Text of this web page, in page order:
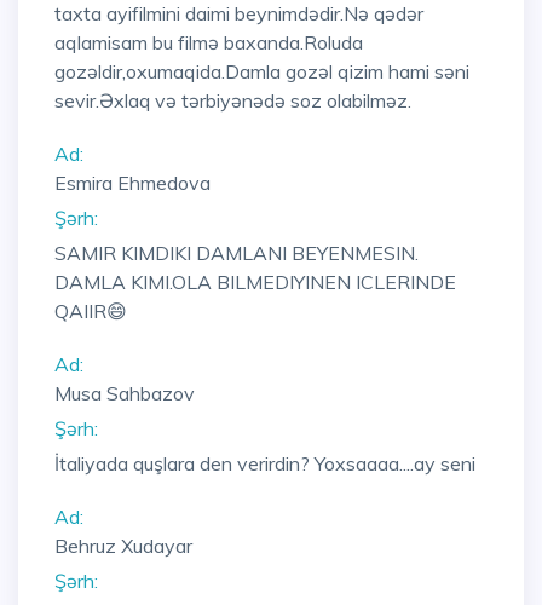
taxta ayifilmini daimi beynimdədir.Nə qədər
aqlamisam bu filmə baxanda.Roluda
gozəldir,oxumaqida.Damla gozəl qizim hami səni
sevir.Əxlaq və tərbiyənədə soz olabilməz.
Ad:
Esmira Ehmedova
Şərh:
SAMIR KIMDIKI DAMLANI BEYENMESIN.
DAMLA KIMI.OLA BILMEDIYINEN ICLERINDE
QAIIR😄
Ad:
Musa Sahbazov
Şərh:
İtaliyada quşlara den verirdin? Yoxsaaaa....ay seni
Ad:
Behruz Xudayar
Şərh: